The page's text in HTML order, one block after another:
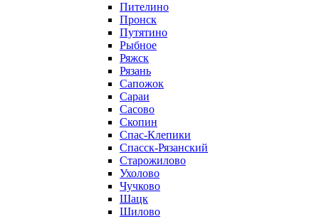
Пителино
Пронск
Путятино
Рыбное
Ряжск
Рязань
Сапожок
Сараи
Сасово
Скопин
Спас-Клепики
Спасск-Рязанский
Старожилово
Ухолово
Чучково
Шацк
Шилово